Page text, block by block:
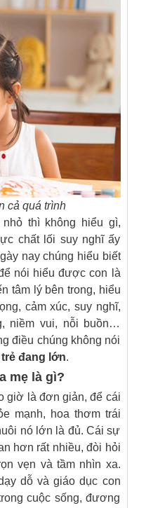
cả quá trình
thì không hiểu gì,
chất lối suy nghĩ ấy
nay chúng hiểu biết
nói hiểu được con là
tâm lý bên trong, hiểu
cảm xúc, suy nghĩ,
niềm vui, nỗi buồn…
điều chúng không nói
đang lớn.
mẹ là gì?
giờ là đơn giản, để cái
mạnh, hoa thơm trái
nó lớn là đủ. Cái sự
hơn rất nhiều, đòi hỏi
vẹn và tầm nhìn xa.
dỗ và giáo dục con
cuộc sống, đương